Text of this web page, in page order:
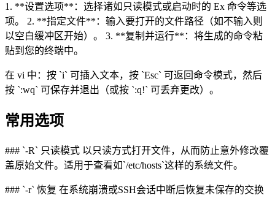
1. **设置选项**：选择诸如只读模式或启动时的 Ex 命令等选
项。 2. **指定文件**：输入要打开的文件路径（如不输入则
以空白缓冲区开始）。 3. **复制并运行**：将生成的命令粘
贴到您的终端中。
在 vi 中：按 `i` 可插入文本，按 `Esc` 可返回命令模式，然后
按 `:wq` 可保存并退出（或按 `:q!` 可丢弃更改）。
常用选项
### `-R` 只读模式 以只读方式打开文件，从而防止意外修改覆
盖原始文件。适用于查看如`/etc/hosts`这样的系统文件。
### `-r` 恢复 在系统崩溃或SSH会话中断后恢复未保存的交换